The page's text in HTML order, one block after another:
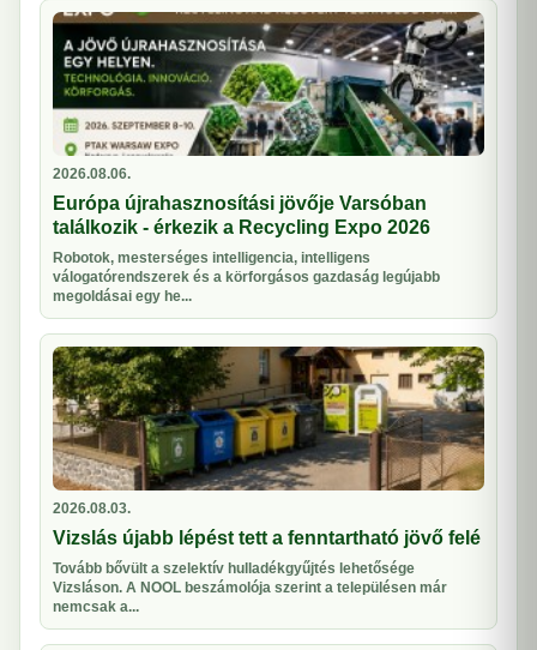
2026.08.06.
Európa újrahasznosítási jövője Varsóban
találkozik - érkezik a Recycling Expo 2026
Robotok, mesterséges intelligencia, intelligens
válogatórendszerek és a körforgásos gazdaság legújabb
megoldásai egy he...
2026.08.03.
Vizslás újabb lépést tett a fenntartható jövő felé
Tovább bővült a szelektív hulladékgyűjtés lehetősége
Vizsláson. A NOOL beszámolója szerint a településen már
nemcsak a...